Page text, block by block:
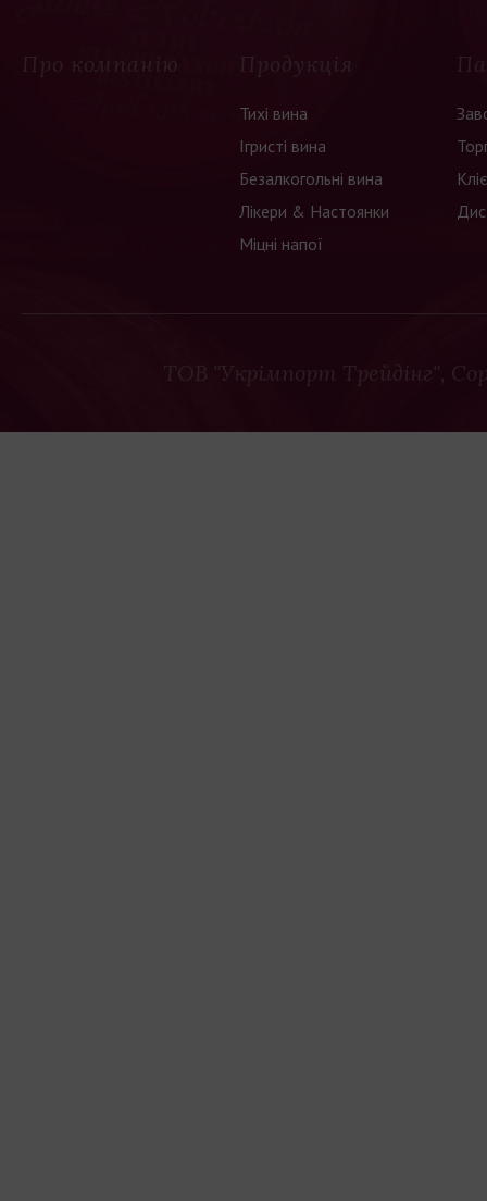
Про компанію Продукція
Тихі вина
Ігристі вина
Безалкогольні вина
Лікери & Настоянки
Міцні напої
ТОВ "Укрімпорт Трейдінг",